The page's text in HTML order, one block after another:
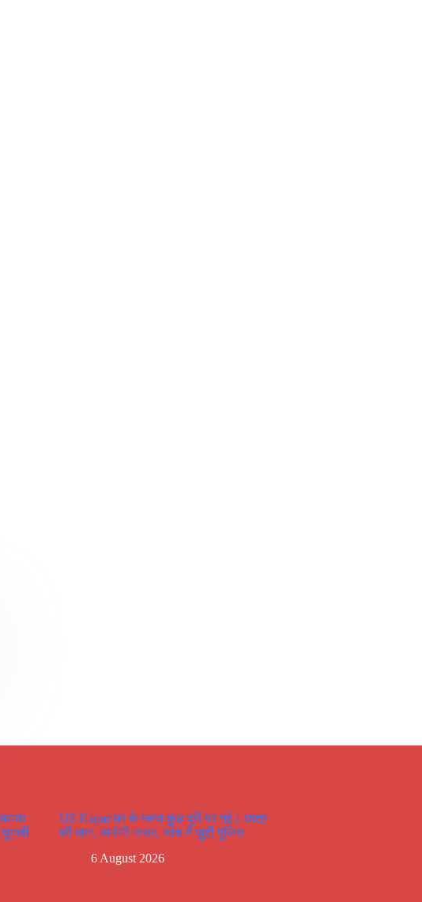
US Nagar:घर के महज कुछ दूरी पर गई 1 छात्र
की जान, आरोपी फरार, जांच में जुटी पुलिस
6 August 2026